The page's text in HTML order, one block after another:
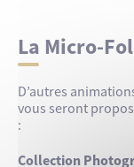
Atelier Soin
juillet) :
La Micro-
D’autres
vous seront
:
Collection